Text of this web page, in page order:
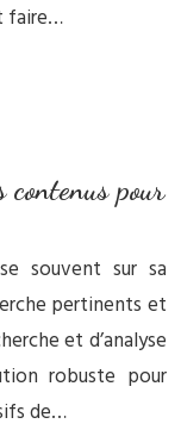
faire…
pour
souvent sur sa
pertinents et
et d’analyse
robuste pour
de…